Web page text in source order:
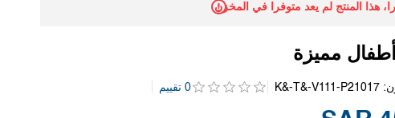
هذا المنتج لم يعد متوفرا في المخزن
مميزة
K&-T&-V111-P21017 0 تقييم